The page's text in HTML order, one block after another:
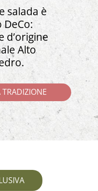
salada è
d’origine
Alto
TRADIZIONE